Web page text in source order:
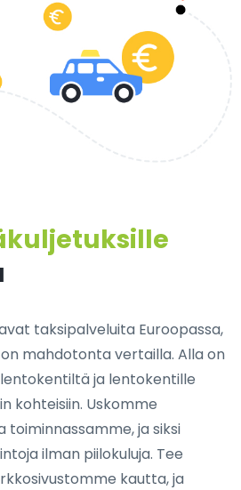
taksipalveluita Euroopassa,
mahdotonta vertailla. Alla on
ja lentokentille
kohteisiin. Uskomme
toiminnassamme, ja siksi
ilman piilokuluja. Tee
kautta, ja